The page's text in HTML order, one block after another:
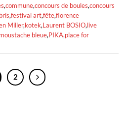
,commune,concours de boules,concours
,festival art,fête,florence
Miller,kotek,Laurent BOSIO,live
moustache bleue,PIKA,place for
2